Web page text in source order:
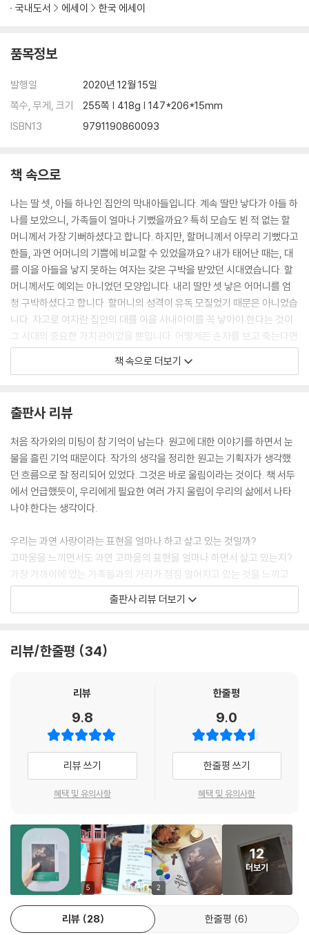
국내도서
에세이 한국 에세이
품목정보
발행일
2020년 12월 15일
쪽수, 무게, 크기
255쪽 | 418g | 147*206*15mm
ISBN13
9791190860093
책 속으로
나는 딸 셋, 아들 하나인 집안의 막내아들입니다. 계속 딸만 낳다가 아들 하
나를 보았으니, 가족들이 얼마나 기뻤을까요? 특히 모습도 뵌 적 없는 할
머니께서 가장 기뻐하셨다고 합니다. 하지만, 할머니께서 아무리 기뻤다고
한들, 과연 어머니의 기쁨에 비교할 수 있었을까요? 내가 태어난 때는, 대
를 이을 아들을 낳지 못하는 여자는 갖은 구박을 받았던 시대였습니다. 할
머니께서도 예외는 아니었던 모양입니다. 내리 딸만 셋 낳은 어머니를 엄
청 구박하셨다고 합니다. 할머니의 성격이 유독 모질었기 때문은 아니었습
니다. 자고로 여자란 집안의 대를 이을 사내아이를 꼭 낳아야 한다는 것이
그 시대의 중요한 가치관이었을 뿐입니다. 어떻게든 손자를 보고 죽는다면
서 엄마를 힘들게 하셨다는 할머니께서는 기어이 소원을 이루셨습니다. 하
지만 나는 할머니를 기억하지 못합니다. 내가 태어난 지 얼마 되지 않아 돌
고 합니다. 마치 엄마 곁을 떠나면 큰일이라도 날 것처럼, 하도 엄마만 따라
다닌다고 해서 붙은 별명입니다. 초등학교에 다닐 때도 한동안 어머니가
나를 업어 통학시켜줄 정도였습니다. 내가 얼마나 어머니에게서 떨어지지
않으려고 했는가 하면, 나를 업은 채 누나들 도시락을 챙기어 학교에 보낼
정도였습니다. 얼마나 무겁고 힘드셨을까요? 어머니는 아무리 힘들어도
내가 좋아하기에 참고 견뎠던 것입니다. 내 기억으로는 어머니가 단 한 번
어머니와 잠시도 떨어져 있지 않았습니다. 독자들이 비웃을지 모르지만,
고3때에도 어머니는 독서실까지 함께 걸어가 주셨습니다. 하루도 빠지지
않고 함께 걸으면서 성경 구절도 알려주시고, 응원과 위로의 말씀을 조곤
조곤 들려주시곤 했습니다. 학력고사(지금의 수능시험)를 앞두고 있을 때
였습니다. 며칠 전부터 너무 초조하고 불안했습니다. 당일 아침까지도 그
불안감은 사라지지 않았습니다. 어머니가 차려준 아침을 먹고 신발을 신는
“초조해지거나 문제 풀기 힘들 거든 엄마 냄새를 맡으렴. 엄마가 항상 옆에
에 오롯이 배어 있었기 때문입니다. 어릴 때 어머니 등에 업혀 맡았던 그 냄
새, 세상에서 제일 좋고, 이 세상에서 가장 귀하여 어디에서도 살 수 없는
어머니의 향기였습니다. 시험장에서 가끔 손수건으로 어머니의 냄새를 맡
으면서 차분하게 임할 수 있었으며, 실수하지 않고 내가 공부한 만큼의 실
력을 발휘할 수 있었습니다. 그러고 보면, 나는 어릴 때부터 부모님의 사랑
을 듬뿍 받으면서 자라 왔던 것 같습니다. 부모님으로부터 단 한 번도 부정
적인 말을 들어본 적이 없었습니다. 잘못을 하더라도 지적하고 다시는 그
온 효과[Pygmalion effect]라는 용어가 있습니다. 한 사람에 대한 사람
들의 믿음이나 기대, 예측이 그 대상에게 그대로 실현되는 경향을 말합니
다. 즉 주위 사람들이 긍정적으로 기대하면, 상대방은 기대에 부응하는 행
동을 하게 되고, 결국 기대에 충족하는 결과를 가져온다는 이론입니다. 이
와 반대 개념을 가진 효과를 스티그마 효과[Stigma Effect]라고 합니다.
우리말로 낙인 효과라고도 하는데, 무언가 편견을 가지고 한 사람을 부정
책 속으로 더보기
출판사 리뷰
처음 작가와의 미팅이 참 기억이 남는다. 원고에 대한 이야기를 하면서 눈
물을 흘린 기억 때문이다. 작가의 생각을 정리한 원고는 기획자가 생각했
던 흐름으로 잘 정리되어 있었다. 그것은 바로 울림이라는 것이다. 책 서두
에서 언급했듯이, 우리에게 필요한 여러 가지 울림이 우리의 삶에서 나타
나야 한다는 생각이다.
우리는 과연 사랑이라는 표현을 얼마나 하고 살고 있는 것일까?
고마움을 느끼면서도 과연 고마움의 표현을 얼마나 하면서 살고 있는지?
가장 가까이에 있는 가족들과의 거리가 점점 멀어지고 있는 것을 느끼고
있는지?
높이려고 하는 것은 아닌지 생각해봤으면 한다.
작가를 만나기전 나 또한 사랑, 감사, 그리고 가족이 아닌 나 개인을 충족을
와 많은 이야기를 나누면서 내가 정말 중요한 것들을 잊고 살고 있다는 것
을 알았다.
이 책에서는 우리가 살아가면서 꼭 잊지 말아야 할 여러 가지 울림들이 고
스란히 담겨져 있다. 꼭 함께 느끼길 바란다. 함께 눈물 흘리기를 바란다.
인생에서 사랑과 감사로 진정한 행복을 찾기를 바란다.
출판사 리뷰 더보기
리뷰/한줄평 34
리뷰
9.8
리뷰 쓰기
혜택 및 유의사항
한줄평
9.0
한줄평 쓰기
혜택 및 유의사항
5 2
12
더보기
리뷰 28 한줄평 6